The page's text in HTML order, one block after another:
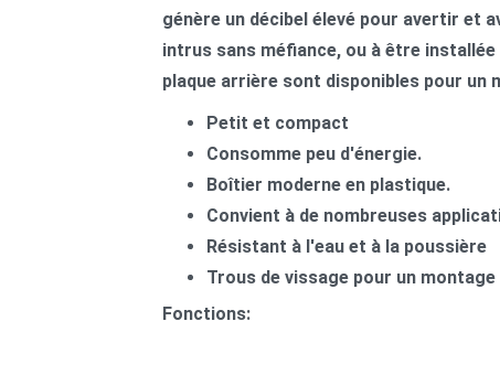
génère un décibel élevé pour avertir et
intrus sans méfiance, ou à être
plaque arrière sont disponibles pour un
Petit et compact
Consomme peu d'énergie.
Boîtier moderne en plastique.
Convient à de nombreuses
Résistant à l'eau et à la poussière
Trous de vissage pour un
Fonctions: